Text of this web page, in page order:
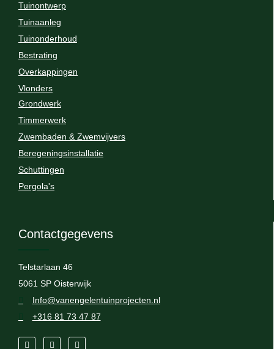
Tuinontwerp
Tuinaanleg
Tuinonderhoud
Bestrating
Overkappingen
Vlonders
Grondwerk
Timmerwerk
Zwembaden & Zwemvijvers
Beregeningsinstallatie
Schuttingen
Pergola's
Contactgegevens
Telstarlaan 46
5061 SP Oisterwijk
Info@vanengelentuinprojecten.nl
+316 81 73 47 87